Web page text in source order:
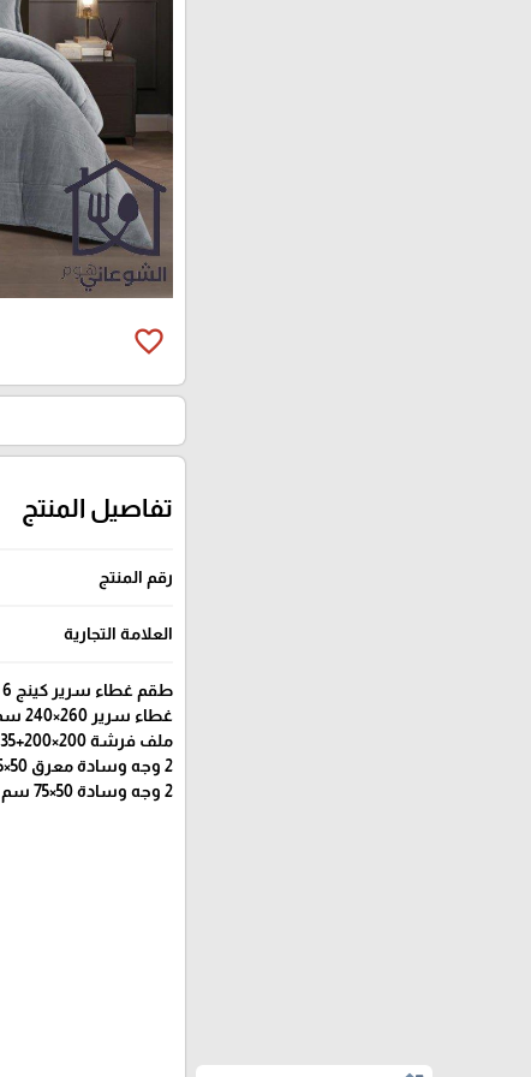
favorite_border
تفاصيل المنتج
رقم المنتج
العلامة التجارية
طقم غطاء سرير كينج 6 قطع
غطاء سرير 260×240 سم
ملف فرشة 200×200+35 سم
2 وجه وسادة معرق 50×75+5 سم
2 وجه وسادة 50×75 سم